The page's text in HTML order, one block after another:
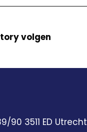
volgen
90 3511 ED Utrecht